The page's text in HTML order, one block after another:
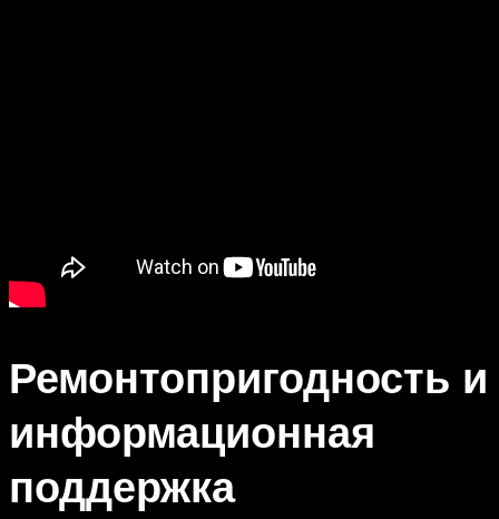
Ремонтопригодность и
информационная
поддержка